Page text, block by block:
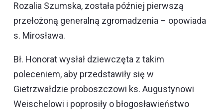
Rozalia Szumska, została później pierwszą
przełożoną generalną zgromadzenia – opowiada
s. Mirosława.
Bł. Honorat wysłał dziewczęta z takim
poleceniem, aby przedstawiły się w
Gietrzwałdzie proboszczowi ks. Augustynowi
Weischelowi i poprosiły o błogosławieństwo